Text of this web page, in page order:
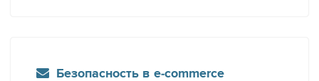
Безопасность в e-commerce